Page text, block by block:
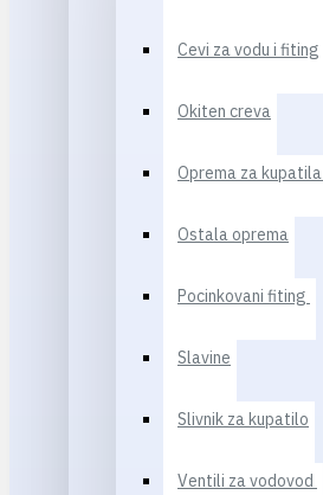
Cevi za vodu i fiting
Okiten creva
Oprema za kupatila
Ostala oprema
Pocinkovani fiting
Slavine
Slivnik za kupatilo
Ventili za vodovod